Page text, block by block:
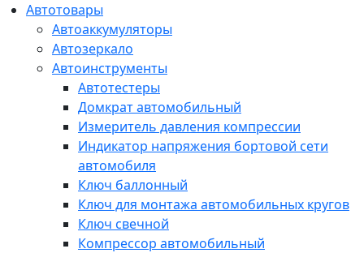
Автотовары
Автоаккумуляторы
Автозеркало
Автоинструменты
Автотестеры
Домкрат автомобильный
Измеритель давления компрессии
Индикатор напряжения бортовой сети
автомобиля
Ключ баллонный
Ключ для монтажа автомобильных кругов
Ключ свечной
Компрессор автомобильный